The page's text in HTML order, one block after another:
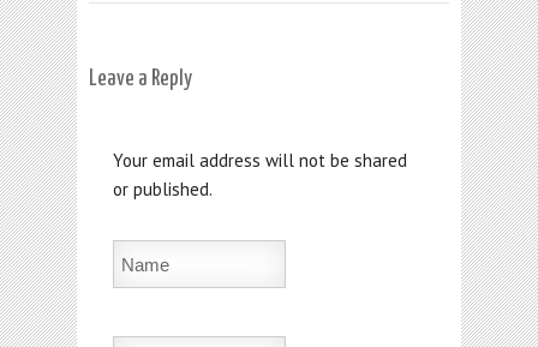
Leave a Reply
Your email address will not be shared
or published.